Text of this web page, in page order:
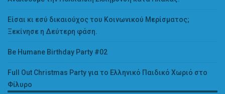
Είσαι κι εσύ δικαιούχος του Κοινωνικού Μερίσματος;
Ξεκίνησε η Δεύτερη φάση.
Be Humane Birthday Party #02
Full Out Christmas Party για το Ελληνικό Παιδικό Χωριό στο
Φίλυρο